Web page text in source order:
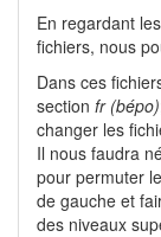
En regardant
fichiers, nous
Dans ces
section fr (bépo)
changer les
Il nous faudra
pour permuter
de gauche et
des niveaux